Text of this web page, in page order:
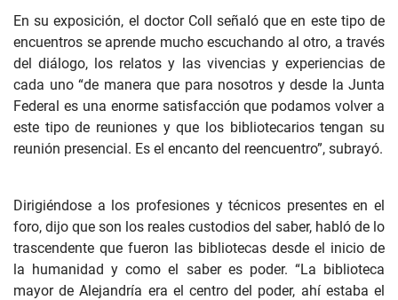
En su exposición, el doctor Coll señaló que en este tipo de
encuentros se aprende mucho escuchando al otro, a través
del diálogo, los relatos y las vivencias y experiencias de
cada uno “de manera que para nosotros y desde la Junta
Federal es una enorme satisfacción que podamos volver a
este tipo de reuniones y que los bibliotecarios tengan su
reunión presencial. Es el encanto del reencuentro”, subrayó.
Dirigiéndose a los profesiones y técnicos presentes en el
foro, dijo que son los reales custodios del saber, habló de lo
trascendente que fueron las bibliotecas desde el inicio de
la humanidad y como el saber es poder. “La biblioteca
mayor de Alejandría era el centro del poder, ahí estaba el